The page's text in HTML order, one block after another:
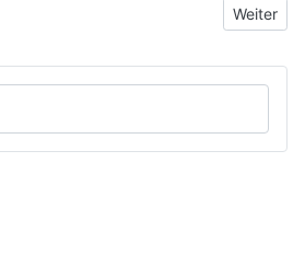
Nächster
Weiter